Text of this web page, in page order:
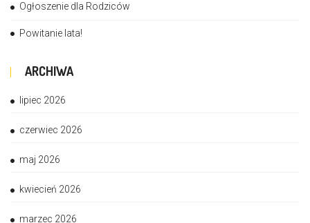
Ogłoszenie dla Rodziców
Powitanie lata!
ARCHIWA
lipiec 2026
czerwiec 2026
maj 2026
kwiecień 2026
marzec 2026